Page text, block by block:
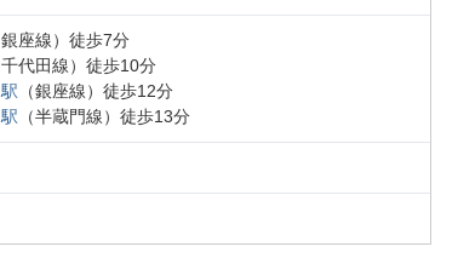
銀座線） 徒歩7分
千代田線） 徒歩10分
駅 （銀座線） 徒歩12分
駅 （半蔵門線） 徒歩13分